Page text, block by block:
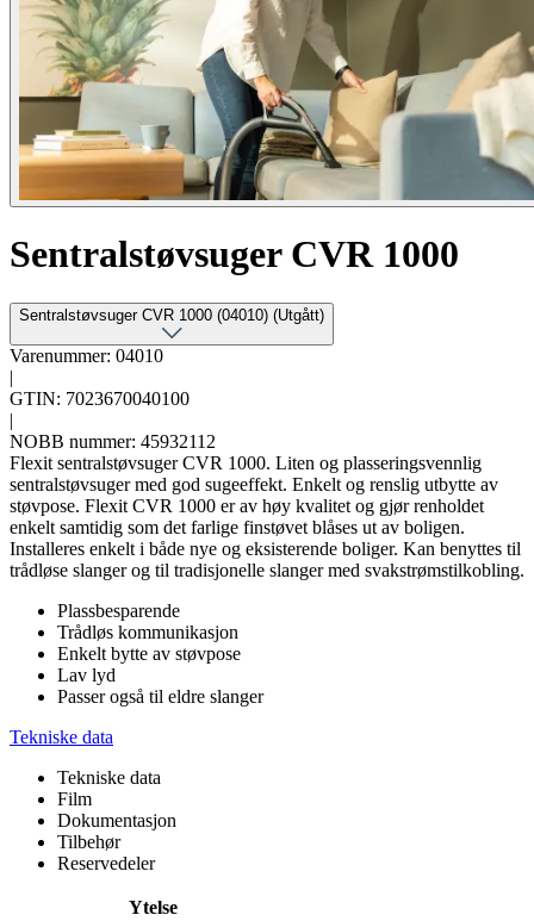
Sentralstøvsuger CVR 1000
Sentralstøvsuger CVR 1000 (04010) (Utgått)
Varenummer: 04010
|
GTIN: 7023670040100
|
NOBB nummer: 45932112
Flexit sentralstøvsuger CVR 1000. Liten og plasseringsvennlig
sentralstøvsuger med god sugeeffekt. Enkelt og renslig utbytte av
støvpose. Flexit CVR 1000 er av høy kvalitet og gjør renholdet
enkelt samtidig som det farlige finstøvet blåses ut av boligen.
Installeres enkelt i både nye og eksisterende boliger. Kan benyttes til
trådløse slanger og til tradisjonelle slanger med svakstrømstilkobling.
Plassbesparende
Trådløs kommunikasjon
Enkelt bytte av støvpose
Lav lyd
Passer også til eldre slanger
Tekniske data
Tekniske data
Film
Dokumentasjon
Tilbehør
Reservedeler
Ytelse